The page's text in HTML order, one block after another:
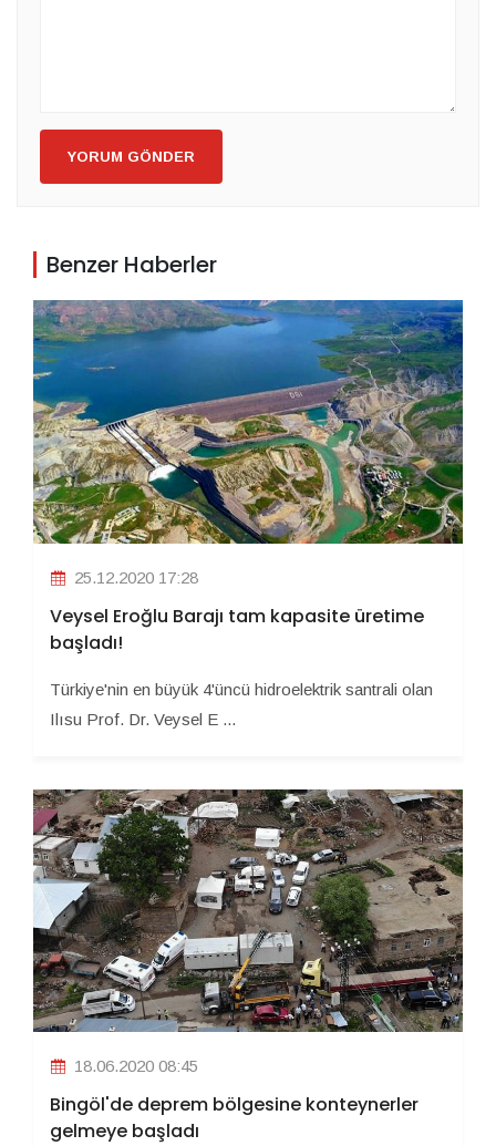
YORUM GÖNDER
Benzer Haberler
25.12.2020 17:28
Veysel Eroğlu Barajı tam kapasite üretime
başladı!
Türkiye'nin en büyük 4'üncü hidroelektrik santrali olan
Ilısu Prof. Dr. Veysel E ...
18.06.2020 08:45
Bingöl'de deprem bölgesine konteynerler
gelmeye başladı